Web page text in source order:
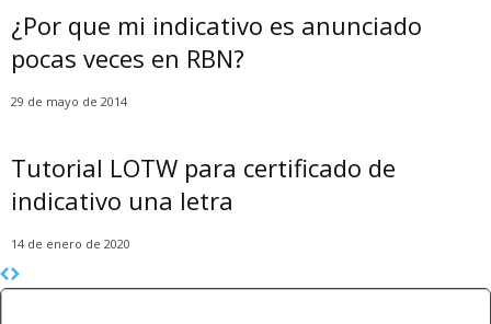
¿Por que mi indicativo es anunciado
pocas veces en RBN?
29 de mayo de 2014
Tutorial LOTW para certificado de
indicativo una letra
14 de enero de 2020